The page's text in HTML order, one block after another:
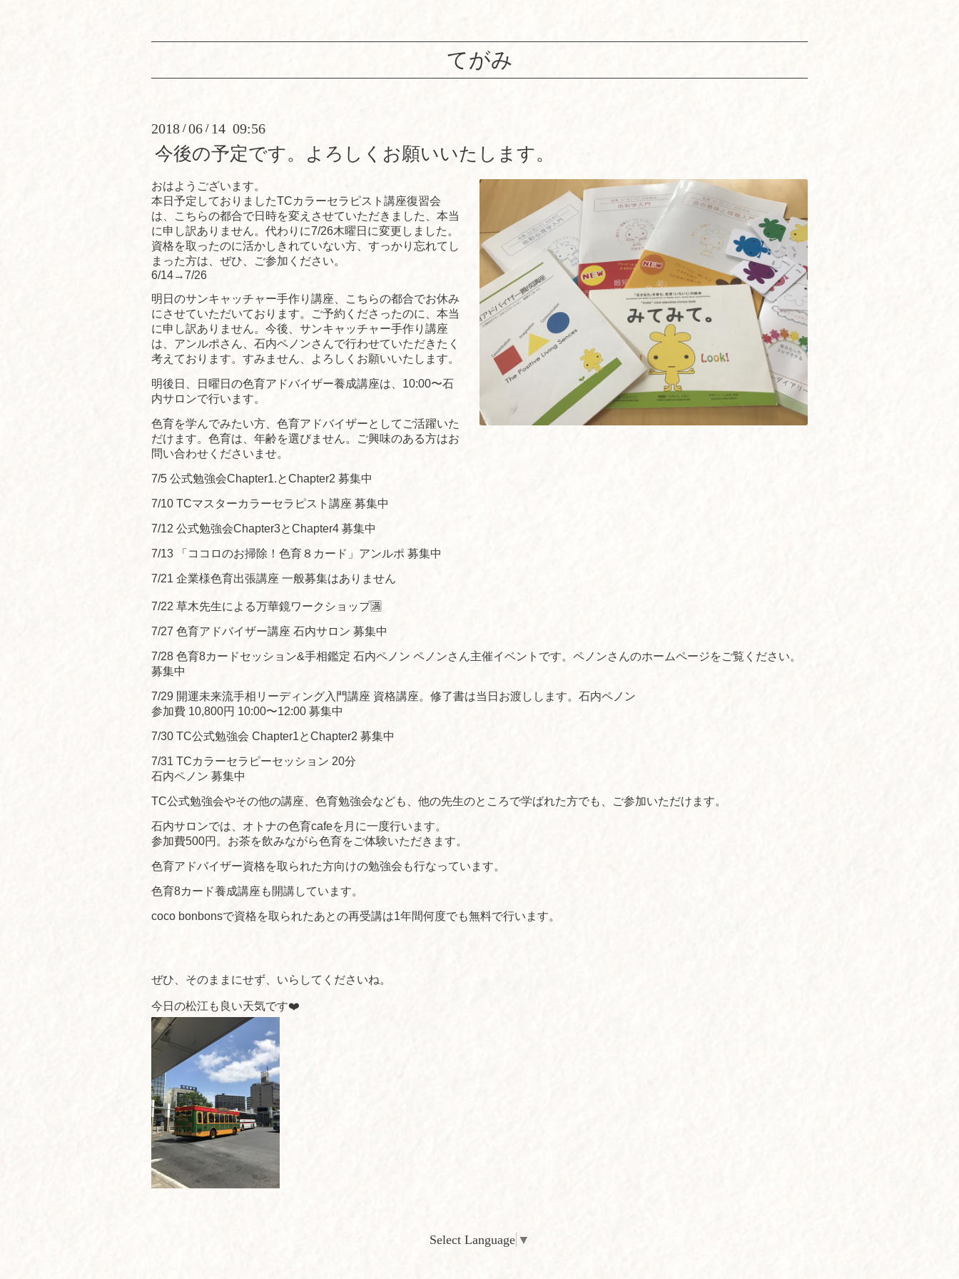
てがみ
2018 /06 / 14 09:56
今後の予定です。よろしくお願いいたします。
おはようございます。
本日予定しておりましたTCカラーセラピスト講座復習会
は、こちらの都合で日時を変えさせていただきました、本当
に申し訳ありません。代わりに7/26木曜日に変更しました。
資格を取ったのに活かしきれていない方、すっかり忘れてし
まった方は、ぜひ、ご参加ください。
6/14→7/26
明日のサンキャッチャー手作り講座、こちらの都合でお休み
にさせていただいております。ご予約くださったのに、本当
に申し訳ありません。今後、サンキャッチャー手作り講座
は、アンルポさん、石内ペノンさんで行わせていただきたく
考えております。すみません、よろしくお願いいたします。
明後日、日曜日の色育アドバイザー養成講座は、10:00〜石
内サロンで行います。
色育を学んでみたい方、色育アドバイザーとしてご活躍いた
だけます。色育は、年齢を選びません。ご興味のある方はお
問い合わせくださいませ。
7/5 公式勉強会Chapter1.とChapter2 募集中
7/10 TCマスターカラーセラピスト講座 募集中
7/12 公式勉強会Chapter3とChapter4 募集中
7/13 「ココロのお掃除！色育８カード」アンルポ 募集中
7/21 企業様色育出張講座 一般募集はありません
7/22 草木先生による万華鏡ワークショップ🈵
7/27 色育アドバイザー講座 石内サロン 募集中
7/28 色育8カードセッション&手相鑑定 石内ペノン ペノンさん主催イベントです。ペノンさんのホームページをご覧ください。
募集中
7/29 開運未来流手相リーディング入門講座 資格講座。修了書は当日お渡しします。石内ペノン
参加費 10,800円 10:00〜12:00 募集中
7/30 TC公式勉強会 Chapter1とChapter2 募集中
7/31 TCカラーセラピーセッション 20分
石内ペノン 募集中
TC公式勉強会やその他の講座、色育勉強会なども、他の先生のところで学ばれた方でも、ご参加いただけます。
石内サロンでは、オトナの色育cafeを月に一度行います。
参加費500円。お茶を飲みながら色育をご体験いただきます。
色育アドバイザー資格を取られた方向けの勉強会も行なっています。
色育8カード養成講座も開講しています。
coco bonbonsで資格を取られたあとの再受講は1年間何度でも無料で行います。
ぜひ、そのままにせず、いらしてくださいね。
今日の松江も良い天気です❤️
Select Language ▼